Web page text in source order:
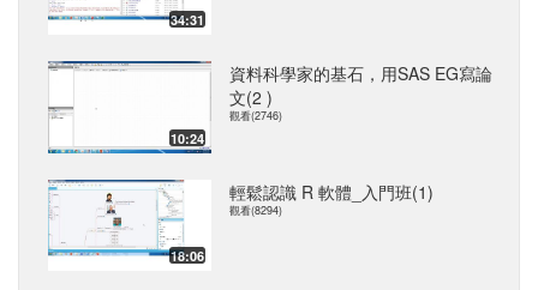
34:31
10:24
資料科學家的基石，用SAS EG寫論
文(2 )
觀看(2746)
18:06
輕鬆認識 R 軟體_入門班(1)
觀看(8294)